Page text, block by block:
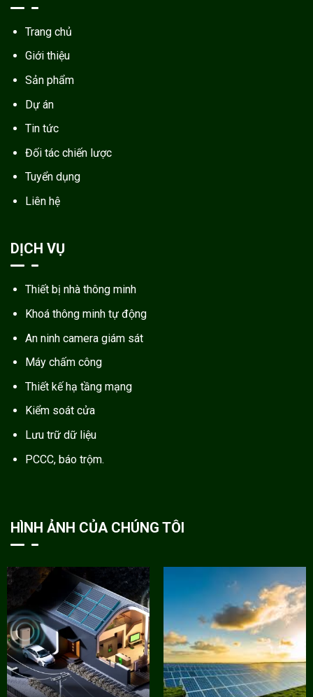
Trang chủ
Giới thiệu
Sản phẩm
Dự án
Tin tức
Đối tác chiến lược
Tuyển dụng
Liên hệ
DỊCH VỤ
Thiết bị nhà thông minh
Khoá thông minh tự động
An ninh camera giám sát
Máy chấm công
Thiết kế hạ tầng mạng
Kiểm soát cửa
Lưu trữ dữ liệu
PCCC, báo trộm.
HÌNH ẢNH CỦA CHÚNG TÔI